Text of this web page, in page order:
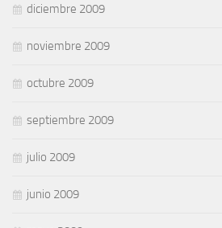
diciembre 2009
noviembre 2009
octubre 2009
septiembre 2009
julio 2009
junio 2009